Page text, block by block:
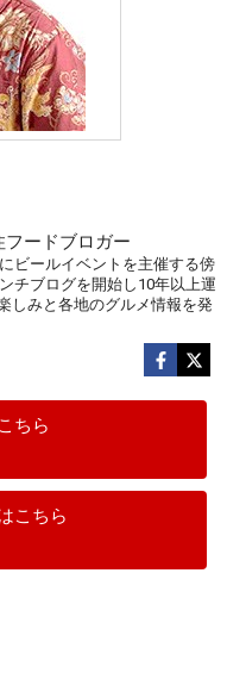
ードブロガー
ビールイベントを主催する傍
チブログを開始し10年以上運
しみと各地のグルメ情報を発
ちら
こちら